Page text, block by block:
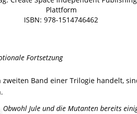
Plattform
ISBN: 978-1514746462
Fortsetzung
zweiten Band einer Trilogie handelt,
Obwohl Jule und die Mutanten bereits